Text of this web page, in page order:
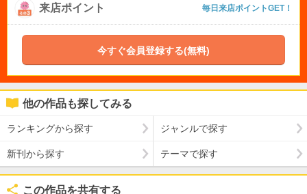
来店ポイント 毎日来店ポイントGET！
今すぐ会員登録する(無料)
他の作品も探してみる
ランキングから探す ジャンルで探す
新刊から探す テーマで探す
この作品を共有する